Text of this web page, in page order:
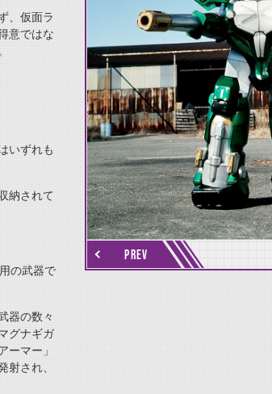
、仮面ラ
意ではな
いずれも
納されて
の武器で
器の数々
グナギガ
ーマー」
射され、
PREV
thumbnail Next